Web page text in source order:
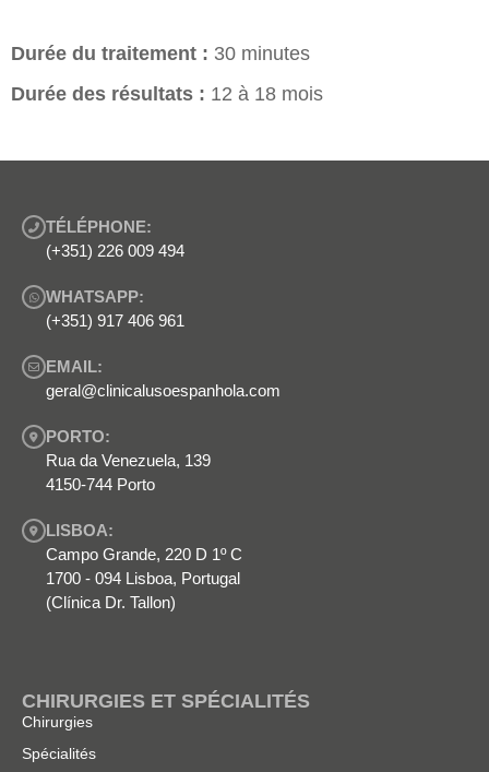
Durée du traitement : 30 minutes
Durée des résultats : 12 à 18 mois
TÉLÉPHONE:
(+351) 226 009 494
WHATSAPP:
(+351) 917 406 961
EMAIL:
geral@clinicalusoespanhola.com
PORTO:
Rua da Venezuela, 139
4150-744 Porto
LISBOA:
Campo Grande, 220 D 1º C
1700 - 094 Lisboa, Portugal
(Clínica Dr. Tallon)
CHIRURGIES ET SPÉCIALITÉS
Chirurgies
Spécialités